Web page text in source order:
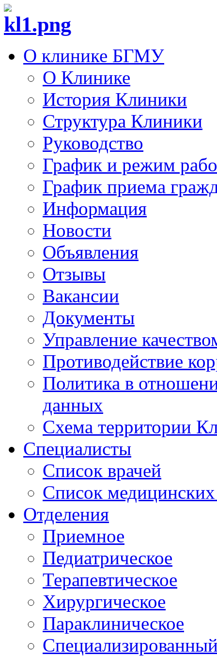
О клинике БГМУ
О Клинике
История Клиники
Структура Клиники
Руководство
График и режим
График приема
Информация
Новости
Объявления
Отзывы
Вакансии
Документы
Управление
Противодействие
Политика в
данных
Схема территории
Специалисты
Список врачей
Список медицинских
Отделения
Приемное
Педиатрическое
Терапевтическое
Хирургическое
Параклиническое